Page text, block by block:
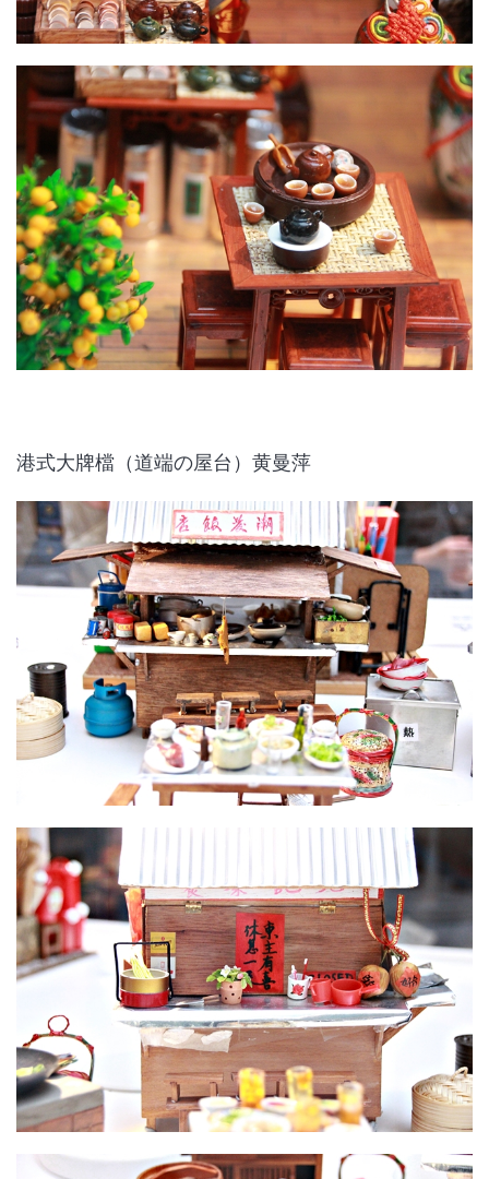
港式大牌檔（道端の屋台）黄曼萍